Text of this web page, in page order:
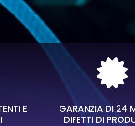
E

GARANZIA DI 24
DIFETTI DI